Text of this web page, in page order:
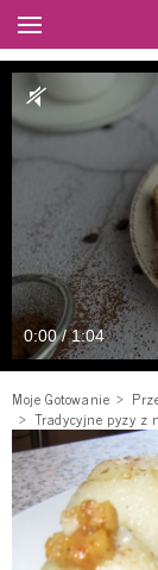
0:00 / 1:04
Moje Gotowanie
Tradycyjne pyzy z